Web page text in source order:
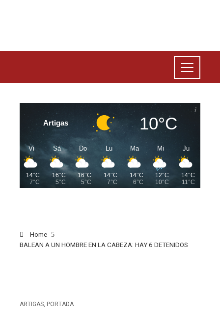
Artigas 10°C
Vi
14°C
7°C
Sá
16°C
5°C
Do
16°C
5°C
Lu
14°C
7°C
Ma
14°C
6°C
Mi
12°C
10°C
Ju
14°C
11°C
Home
BALEAN A UN HOMBRE EN LA CABEZA: HAY 6 DETENIDOS
ARTIGAS, PORTADA